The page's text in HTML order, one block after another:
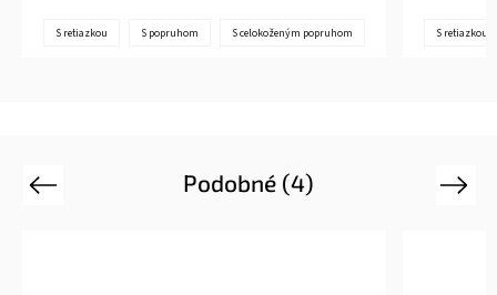
S retiazkou S popruhom S celokoženým popruhom S retiazkou
Podobné (4)
Previous Next